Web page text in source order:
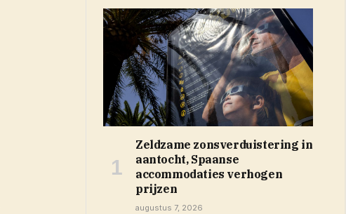
Zeldzame zonsverduistering in
aantocht, Spaanse
accommodaties verhogen
prijzen
augustus 7, 2026